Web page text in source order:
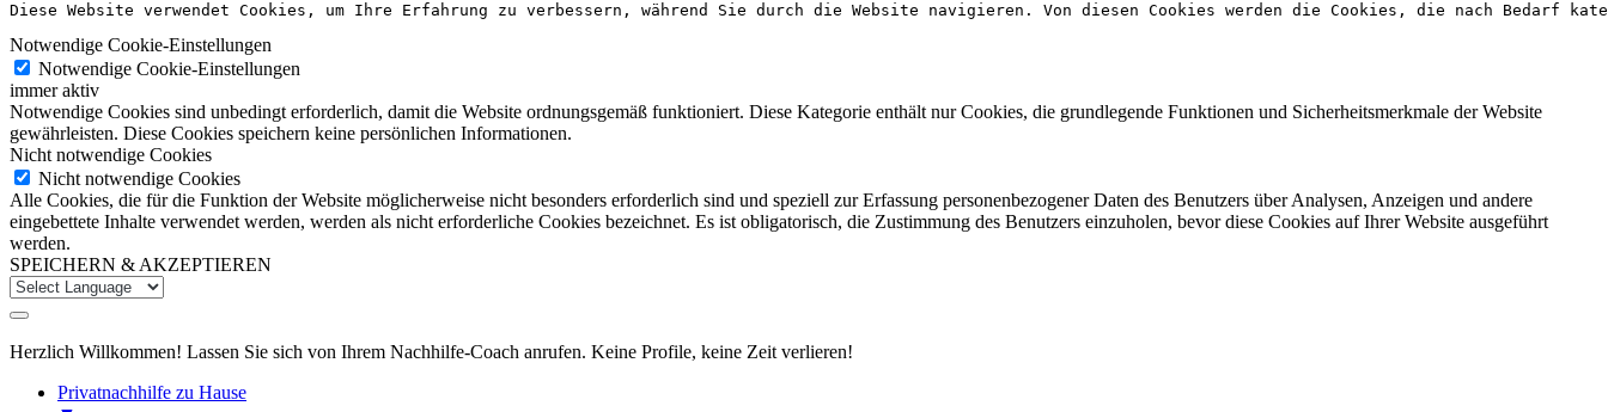
Diese Website verwendet Cookies, um Ihre Erfahrung zu verbessern, während Sie durch die Website navigieren. Von diesen Cookies werden die Cookies, die nach
Notwendige Cookie-Einstellungen
Notwendige Cookie-Einstellungen
immer aktiv
Notwendige Cookies sind unbedingt erforderlich, damit die Website ordnungsgemäß funktioniert. Diese Kategorie enthält nur Cookies, die grundlegende Funktionen und Sicherheitsmerkmale der Website
gewährleisten. Diese Cookies speichern keine persönlichen Informationen.
Nicht notwendige Cookies
Nicht notwendige Cookies
Alle Cookies, die für die Funktion der Website möglicherweise nicht besonders erforderlich sind und speziell zur Erfassung personenbezogener Daten des Benutzers über Analysen, Anzeigen und andere
eingebettete Inhalte verwendet werden, werden als nicht erforderliche Cookies bezeichnet. Es ist obligatorisch, die Zustimmung des Benutzers einzuholen, bevor diese Cookies auf Ihrer Website ausgeführt
werden.
SPEICHERN & AKZEPTIEREN
Herzlich Willkommen! Lassen Sie sich von Ihrem Nachhilfe-Coach anrufen. Keine Profile, keine Zeit verlieren!
Privatnachhilfe zu Hause